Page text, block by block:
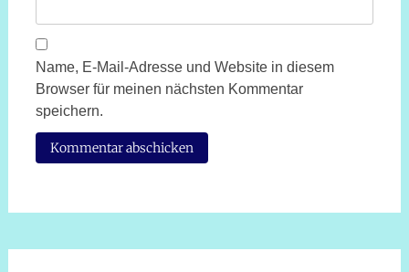
Name, E-Mail-Adresse und Website in diesem
Browser für meinen nächsten Kommentar
speichern.